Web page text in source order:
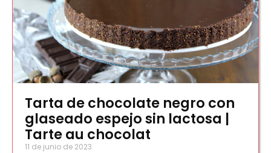
Tarta de chocolate negro con
glaseado espejo sin lactosa |
Tarte au chocolat
11 de junio de 2023